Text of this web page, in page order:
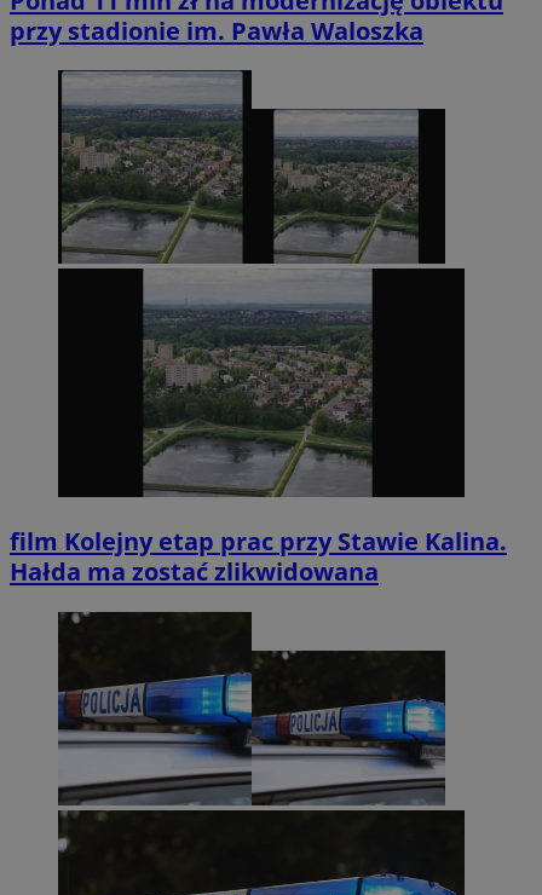
przy stadionie im. Pawła Waloszka
film Kolejny etap prac przy Stawie Kalina.
Hałda ma zostać zlikwidowana